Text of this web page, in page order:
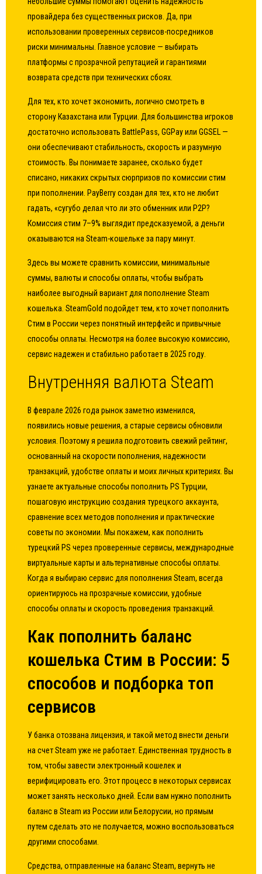
провайдера без существенных рисков. Да, при
использовании проверенных сервисов-посредников
риски минимальны. Главное условие — выбирать
платформы с прозрачной репутацией и гарантиями
возврата средств при технических сбоях.
Для тех, кто хочет экономить, логично смотреть в
сторону Казахстана или Турции. Для большинства игроков
достаточно использовать BattlePass, GGPay или GGSEL —
они обеспечивают стабильность, скорость и разумную
стоимость. Вы понимаете заранее, сколько будет
списано, никаких скрытых сюрпризов по комиссии стим
при пополнении. PayBerry создан для тех, кто не любит
гадать, «сугубо делал что ли это обменник или P2P?
Комиссия стим 7–9% выглядит предсказуемой, а деньги
оказываются на Steam-кошельке за пару минут.
Здесь вы можете сравнить комиссии, минимальные
суммы, валюты и способы оплаты, чтобы выбрать
наиболее выгодный вариант для пополнение Steam
кошелька. SteamGold подойдет тем, кто хочет пополнить
Стим в России через понятный интерфейс и привычные
способы оплаты. Несмотря на более высокую комиссию,
сервис надежен и стабильно работает в 2025 году.
Внутренняя валюта Steam
В феврале 2026 года рынок заметно изменился,
появились новые решения, а старые сервисы обновили
условия. Поэтому я решила подготовить свежий рейтинг,
основанный на скорости пополнения, надежности
транзакций, удобстве оплаты и моих личных критериях. Вы
узнаете актуальные способы пополнить PS Турции,
пошаговую инструкцию создания турецкого аккаунта,
сравнение всех методов пополнения и практические
советы по экономии. Мы покажем, как пополнить
турецкий PS через проверенные сервисы, международные
виртуальные карты и альтернативные способы оплаты.
Когда я выбираю сервис для пополнения Steam, всегда
ориентируюсь на прозрачные комиссии, удобные
способы оплаты и скорость проведения транзакций.
Как пополнить баланс
кошелька Стим в России: 5
способов и подборка топ
сервисов
У банка отозвана лицензия, и такой метод внести деньги
на счет Steam уже не работает. Единственная трудность в
том, чтобы завести электронный кошелек и
верифицировать его. Этот процесс в некоторых сервисах
может занять несколько дней. Если вам нужно пополнить
баланс в Steam из России или Белорусии, но прямым
путем сделать это не получается, можно воспользоваться
другими способами.
Средства, отправленные на баланс Steam, вернуть не